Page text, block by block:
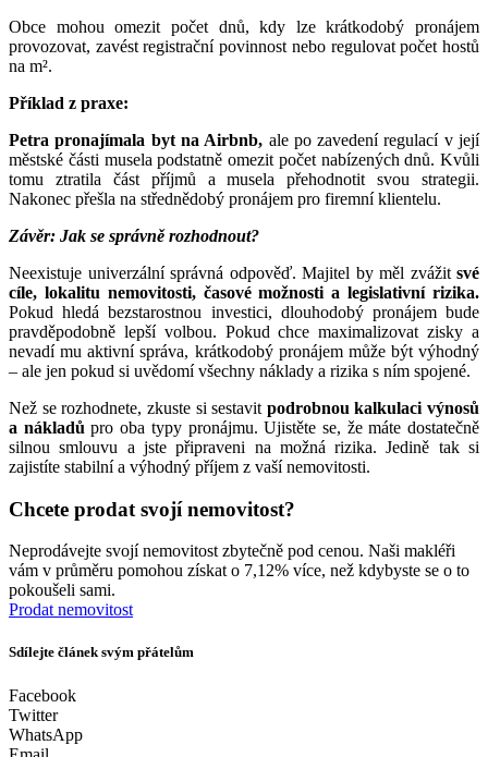
Obce mohou omezit počet dnů, kdy lze krátkodobý pronájem
provozovat, zavést registrační povinnost nebo regulovat počet hostů
na m².
Příklad z praxe:
Petra pronajímala byt na Airbnb, ale po zavedení regulací v její
městské části musela podstatně omezit počet nabízených dnů. Kvůli
tomu ztratila část příjmů a musela přehodnotit svou strategii.
Nakonec přešla na střednědobý pronájem pro firemní klientelu.
Závěr: Jak se správně rozhodnout?
Neexistuje univerzální správná odpověď. Majitel by měl zvážit své
cíle, lokalitu nemovitosti, časové možnosti a legislativní rizika.
Pokud hledá bezstarostnou investici, dlouhodobý pronájem bude
pravděpodobně lepší volbou. Pokud chce maximalizovat zisky a
nevadí mu aktivní správa, krátkodobý pronájem může být výhodný
– ale jen pokud si uvědomí všechny náklady a rizika s ním spojené.
Než se rozhodnete, zkuste si sestavit podrobnou kalkulaci výnosů
a nákladůpro oba typy pronájmu. Ujistěte se, že máte dostatečně
silnou smlouvu a jste připraveni na možná rizika. Jedině tak si
zajistíte stabilní a výhodný příjem z vaší nemovitosti.
Chcete prodat svojí nemovitost?
Neprodávejte svojí nemovitost zbytečně pod cenou. Naši makléři
vám v průměru pomohou získat o 7,12% více, než kdybyste se o to
pokoušeli sami.
Prodat nemovitost
Sdílejte článek svým přátelům
Facebook
Twitter
WhatsApp